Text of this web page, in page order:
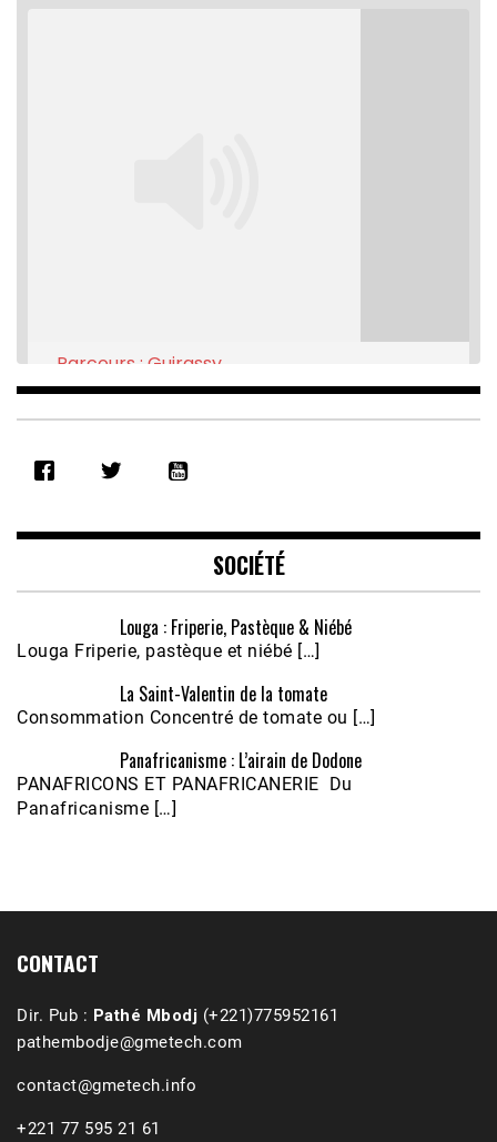
RSS FEED
EMBED
Parcours : Guirassy
Feb 16, 2021 • 28:08
Écoutez le parcours de Claudiane Kapia
Nobana (Podologue)
Feb 24, 2021 • 28mn
SOCIÉTÉ
Louga : Friperie, Pastèque & Niébé
Louga Friperie, pastèque et niébé […]
La Saint-Valentin de la tomate
Consommation Concentré de tomate ou […]
Panafricanisme : L’airain de Dodone
PANAFRICONS ET PANAFRICANERIE Du
Panafricanisme […]
CONTACT
Dir. Pub : Pathé Mbodj (+221)775952161
pathembodje@gmetech.com
contact@gmetech.info
+221 77 595 21 61